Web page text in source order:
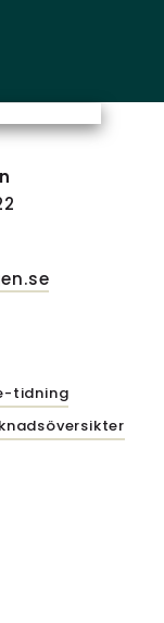
tidning